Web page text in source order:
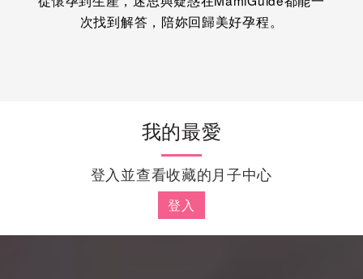
次找到解答，陪妳回歸美好孕程。
我的最愛
登入並查看收藏的月子中心
登入